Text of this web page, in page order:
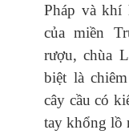
Pháp và
của miền
rượu, chùa
biệt là
cây cầu có
tay khổng lồ